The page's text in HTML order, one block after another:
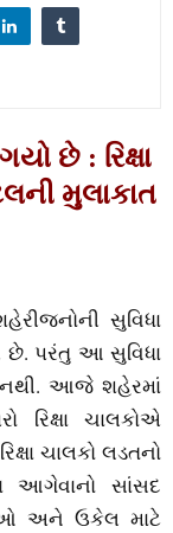
છે : રિક્ષા
મુલાકાત
સુવિધા
છે. પરંતુ આ સુવિધા
નથી. આજે શહેરમાં
રિક્ષા ચાલકોએ
ચાલકો લડતનો
આગેવાનો સાંસદ
અને ઉકેલ માટે